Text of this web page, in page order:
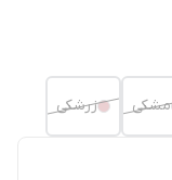
مشکی زرشکی